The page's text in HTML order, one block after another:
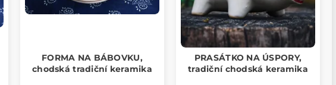
FORMA NA BÁBOVKU,
chodská tradiční keramika
PRASÁTKO NA ÚSPORY,
tradiční chodská keramika